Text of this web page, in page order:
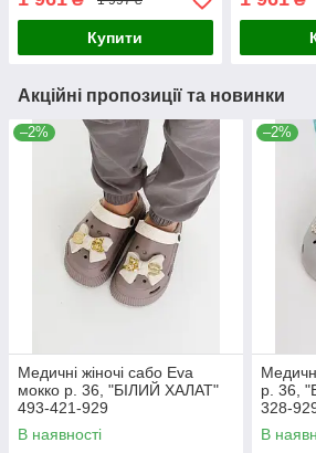
Купити
Акційні пропозиції та новинки
–2%
Медичні жіночі сабо Eva
мокко р. 36, "БІЛИЙ ХАЛАТ"
493-421-929
В наявності
–2%
р. 36,
328-
В